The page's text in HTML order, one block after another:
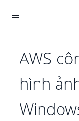
AWS
hình